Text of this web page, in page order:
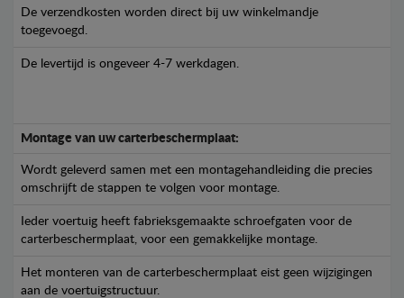
De verzendkosten worden direct bij uw winkelmandje
toegevoegd.
De levertijd is ongeveer 4-7 werkdagen.
Montage van uw carterbeschermplaat:
Wordt geleverd samen met een montagehandleiding die precies
omschrijft de stappen te volgen voor montage.
Ieder voertuig heeft fabrieksgemaakte schroefgaten voor de
carterbeschermplaat, voor een gemakkelijke montage.
Het monteren van de carterbeschermplaat eist geen wijzigingen
aan de voertuigstructuur.